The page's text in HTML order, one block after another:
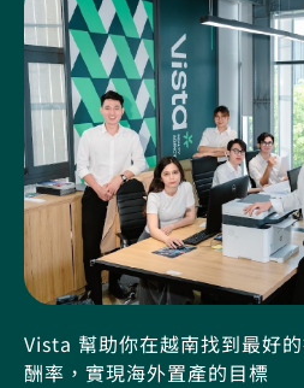
Vista 幫助你在越南找到最好
酬率，實現海外置產的目標